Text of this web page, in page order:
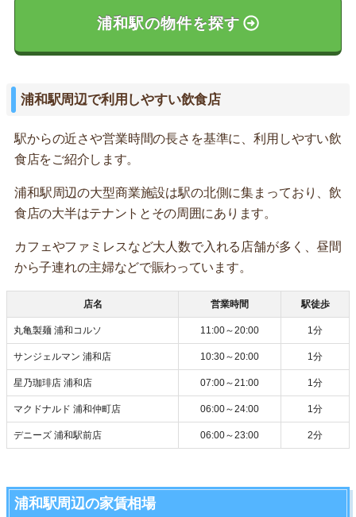
浦和駅の物件を探す
浦和駅周辺で利用しやすい飲食店
駅からの近さや営業時間の長さを基準に、利用しやすい飲
食店をご紹介します。
浦和駅周辺の大型商業施設は駅の北側に集まっており、飲
食店の大半はテナントとその周囲にあります。
カフェやファミレスなど大人数で入れる店舗が多く、昼間
から子連れの主婦などで賑わっています。
店名 営業時間 駅徒歩
丸亀製麺 浦和コルソ 11:00～20:00 1分
サンジェルマン 浦和店 10:30～20:00 1分
星乃珈琲店 浦和店 07:00～21:00 1分
マクドナルド 浦和仲町店 06:00～24:00 1分
デニーズ 浦和駅前店 06:00～23:00 2分
浦和駅周辺の家賃相場